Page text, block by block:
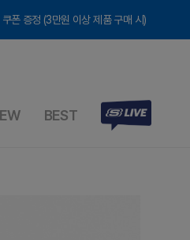
폰 증정 (3만원 이상 제품 구매 시)
BEST